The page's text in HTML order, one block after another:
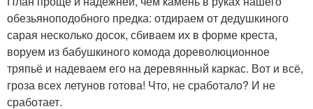
обезьяноподобного предка: отдираем от дедушкиного
сарая несколько досок, сбиваем их в форме креста,
воруем из бабушкиного комода дореволюционное
тряпьё и надеваем его на деревянный каркас. Вот и всё,
гроза всех летунов готова! Что, не сработало? И не
сработает.